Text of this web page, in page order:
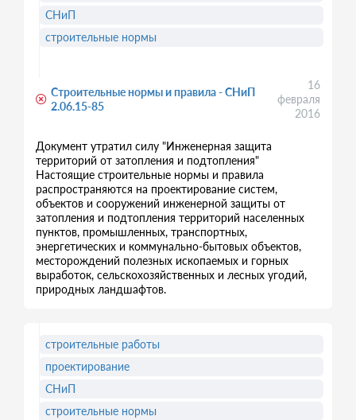
Строительные нормы и правила - СНиП
2.06.15-85
16
февраля
2016
Документ утратил силу "Инженерная защита
территорий от затопления и подтопления"
Настоящие строительные нормы и правила
распространяются на проектирование систем,
объектов и сооружений инженерной защиты от
затопления и подтопления территорий населенных
пунктов, промышленных, транспортных,
энергетических и коммунально-бытовых объектов,
месторождений полезных ископаемых и горных
выработок, сельскохозяйственных и лесных угодий,
природных ландшафтов.
СНиП
строительные нормы
строительные работы
проектирование
СНиП
строительные нормы